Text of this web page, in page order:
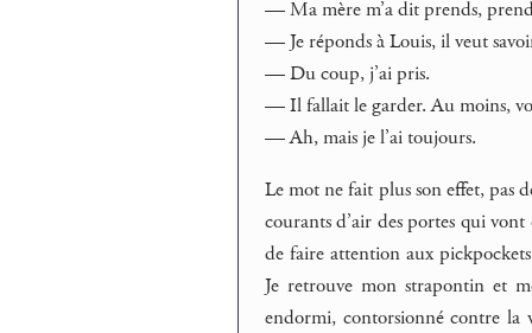
— Ma mère m’a dit prends,
— Je réponds à Louis, il veut
— Du coup, j’ai pris.
— Il fallait le garder. Au moins,
— Ah, mais je l’ai toujours.
Le mot ne fait plus son effet, pas
courants d’air des portes qui
de faire attention aux
Je retrouve mon strapontin et
endormi, contorsionné contre la